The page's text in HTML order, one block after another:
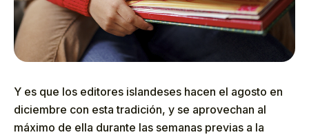
Y es que los editores islandeses hacen el agosto en
diciembre con esta tradición, y se aprovechan al
máximo de ella durante las semanas previas a la